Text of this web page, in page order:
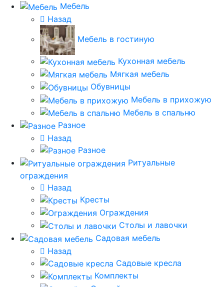
Мебель
Назад
Мебель в гостиную
Кухонная мебель
Мягкая мебель
Обувницы
Мебель в прихожую
Мебель в спальню
Разное
Назад
Разное
Ритуальные
ограждения
Назад
Кресты
Ограждения
Столы и лавочки
Садовая мебель
Назад
Садовые кресла
Комплекты